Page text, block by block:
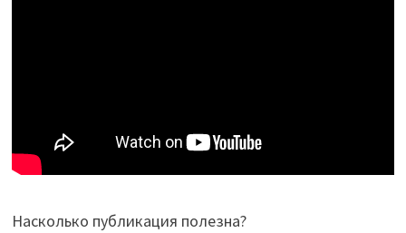
Насколько публикация полезна?